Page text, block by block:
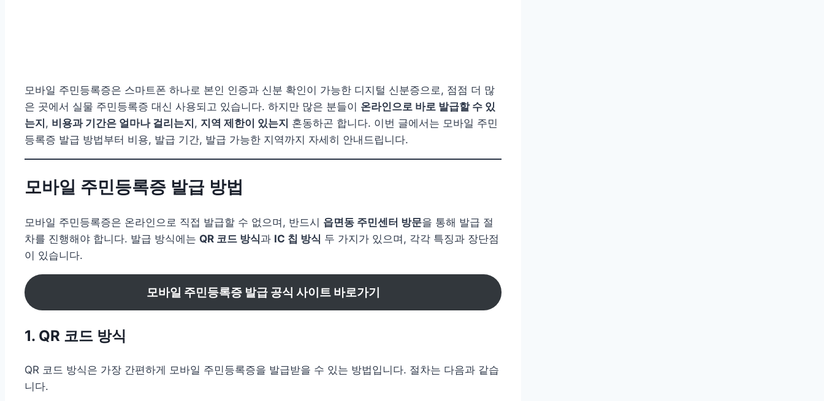
모바일 주민등록증은 스마트폰 하나로 본인 인증과 신분 확인이 가능한 디지털 신분증으로, 점점 더 많
은 곳에서 실물 주민등록증 대신 사용되고 있습니다. 하지만 많은 분들이 온라인으로 바로 발급할 수 있
는지 , 비용과 기간은 얼마나 걸리는지 , 지역 제한이 있는지 혼동하곤 합니다. 이번 글에서는 모바일 주민
등록증 발급 방법부터 비용, 발급 기간, 발급 가능한 지역까지 자세히 안내드립니다.
모바일 주민등록증 발급 방법
모바일 주민등록증은 온라인으로 직접 발급할 수 없으며, 반드시 읍면동 주민센터 방문을 통해 발급 절
차를 진행해야 합니다. 발급 방식에는 QR 코드 방식과 IC 칩 방식 두 가지가 있으며, 각각 특징과 장단점
이 있습니다.
모바일 주민등록증 발급 공식 사이트 바로가기
1. QR 코드 방식
QR 코드 방식은 가장 간편하게 모바일 주민등록증을 발급받을 수 있는 방법입니다. 절차는 다음과 같습
니다.